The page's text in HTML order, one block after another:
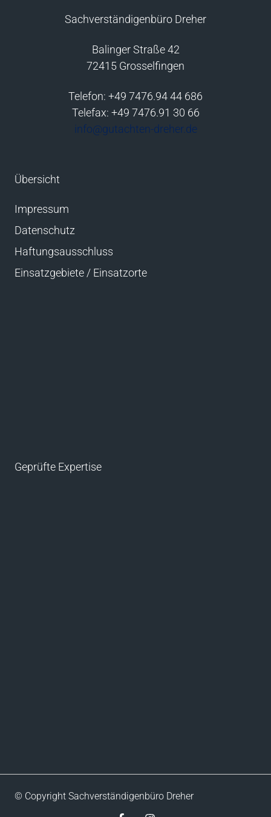
Sachverständigenbüro Dreher
Balinger Straße 42
72415 Grosselfingen
Telefon: +49 7476.94 44 686
Telefax: +49 7476.91 30 66
info@gutachten-dreher.de
Übersicht
Impressum
Datenschutz
Haftungsausschluss
Einsatzgebiete / Einsatzorte
Geprüfte Expertise
© Copyright Sachverständigenbüro Dreher